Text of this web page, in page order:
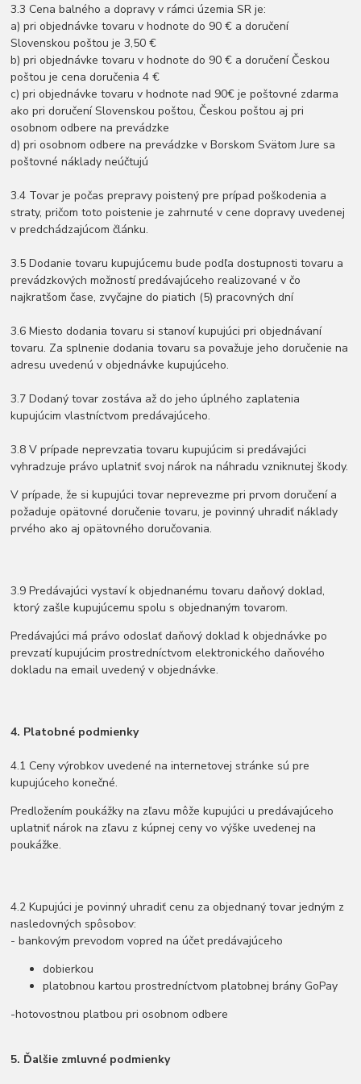
3.3 Cena balného a dopravy v rámci územia SR je:
a) pri objednávke tovaru v hodnote do 90 € a doručení
Slovenskou poštou je 3,50 €
b) pri objednávke tovaru v hodnote do 90 € a doručení Českou
poštou je cena doručenia 4 €
c) pri objednávke tovaru v hodnote nad 90€ je poštovné zdarma
ako pri doručení Slovenskou poštou, Českou poštou aj pri
osobnom odbere na prevádzke
d) pri osobnom odbere na prevádzke v Borskom Svätom Jure sa
poštovné náklady neúčtujú
3.4 Tovar je počas prepravy poistený pre prípad poškodenia a
straty, pričom toto poistenie je zahrnuté v cene dopravy uvedenej
v predchádzajúcom článku.
3.5 Dodanie tovaru kupujúcemu bude podľa dostupnosti tovaru a
prevádzkových možností predávajúceho realizované v čo
najkratšom čase, zvyčajne do piatich (5) pracovných dní
3.6 Miesto dodania tovaru si stanoví kupujúci pri objednávaní
tovaru. Za splnenie dodania tovaru sa považuje jeho doručenie na
adresu uvedenú v objednávke kupujúceho.
3.7 Dodaný tovar zostáva až do jeho úplného zaplatenia
kupujúcim vlastníctvom predávajúceho.
3.8 V prípade neprevzatia tovaru kupujúcim si predávajúci
vyhradzuje právo uplatniť svoj nárok na náhradu vzniknutej škody.
V prípade, že si kupujúci tovar neprevezme pri prvom doručení a
požaduje opätovné doručenie tovaru, je povinný uhradiť náklady
prvého ako aj opätovného doručovania.
3.9 Predávajúci vystaví k objednanému tovaru daňový doklad,
ktorý zašle kupujúcemu spolu s objednaným tovarom.
Predávajúci má právo odoslať daňový doklad k objednávke po
prevzatí kupujúcim prostredníctvom elektronického daňového
dokladu na email uvedený v objednávke.
4. Platobné podmienky
4.1 Ceny výrobkov uvedené na internetovej stránke sú pre
kupujúceho konečné.
Predložením poukážky na zľavu môže kupujúci u predávajúceho
uplatniť nárok na zľavu z kúpnej ceny vo výške uvedenej na
poukážke.
4.2 Kupujúci je povinný uhradiť cenu za objednaný tovar jedným z
nasledovných spôsobov:
- bankovým prevodom vopred na účet predávajúceho
dobierkou
platobnou kartou prostredníctvom platobnej brány GoPay
-hotovostnou platbou pri osobnom odbere
5. Ďalšie zmluvné podmienky